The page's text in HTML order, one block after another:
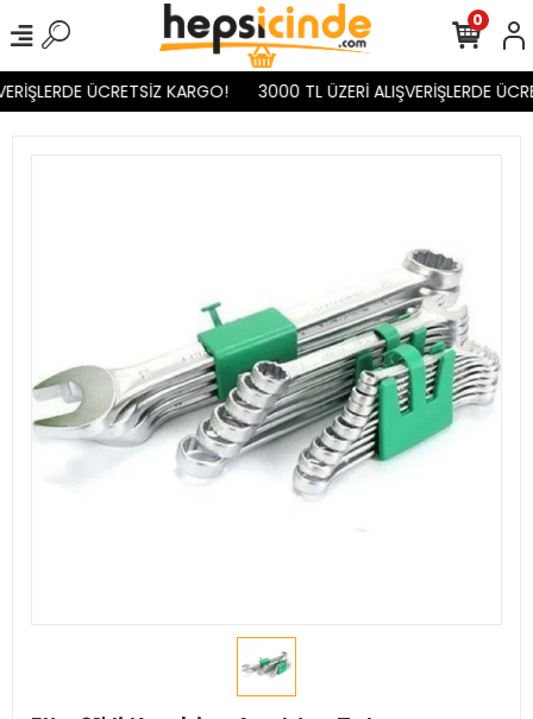
ÜCRETSİZ KARGO! 3000 TL ÜZERİ ALIŞVERİŞLERDE
0